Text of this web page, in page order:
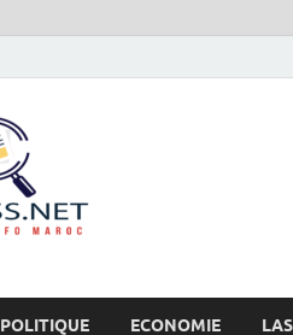
POLITIQUE ECONOMIE